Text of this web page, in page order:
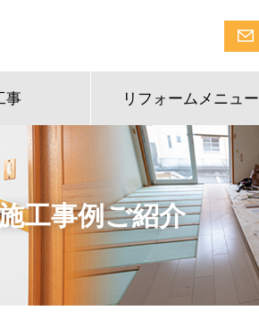
事 リフォームメニュー
工事例ご紹介